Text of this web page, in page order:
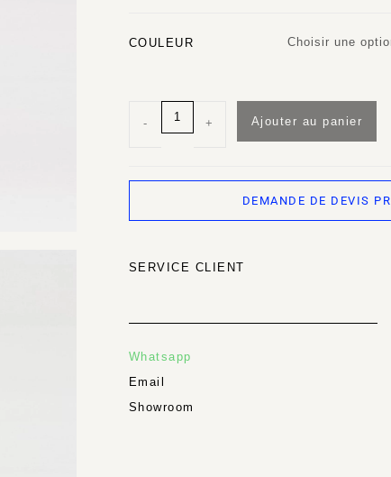
COULEUR Choisir une
- + Ajouter au panier
DEMANDE DE DEVIS
SERVICE CLIENT
Whatsapp
Email
Showroom